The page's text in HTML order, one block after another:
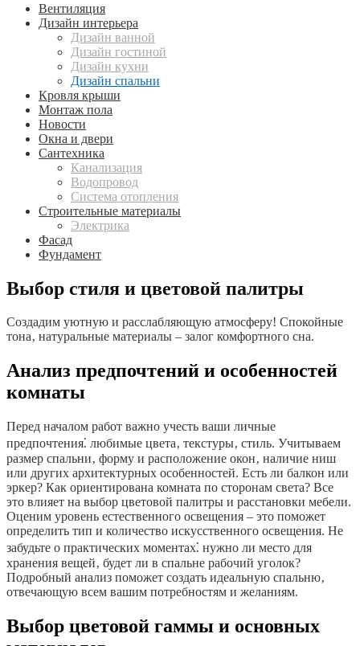
Вентиляция
Дизайн интерьера
Дизайн ванной
Дизайн гостиной
Дизайн кухни
Дизайн спальни
Кровля крыши
Монтаж пола
Новости
Окна и двери
Сантехника
Канализация
Водопровод
Система отопления
Строительные материалы
Электрика
Фасад
Фундамент
Выбор стиля и цветовой палитры
Создадим уютную и расслабляющую атмосферу! Спокойные
тона‚ натуральные материалы – залог комфортного сна.
Анализ предпочтений и особенностей
комнаты
Перед началом работ важно учесть ваши личные
предпочтения⁚ любимые цвета‚ текстуры‚ стиль. Учитываем
размер спальни‚ форму и расположение окон‚ наличие ниш
или других архитектурных особенностей. Есть ли балкон или
эркер? Как ориентирована комната по сторонам света? Все
это влияет на выбор цветовой палитры и расстановки мебели.
Оценим уровень естественного освещения – это поможет
определить тип и количество искусственного освещения. Не
забудьте о практических моментах⁚ нужно ли место для
хранения вещей‚ будет ли в спальне рабочий уголок?
Подробный анализ поможет создать идеальную спальню‚
отвечающую всем вашим потребностям и желаниям.
Выбор цветовой гаммы и основных